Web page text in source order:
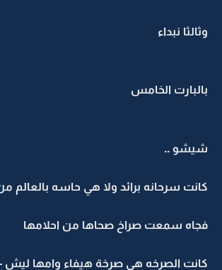
وثالثا نبداء
بالبارت الخامس
شيشو ..
كانت سرحانه برائد ولا هي حاسه بالعالم
فجاه سمعت صراخ صحاها من احلامها
كانت الصرخه هي صرخة هيفاء وامها